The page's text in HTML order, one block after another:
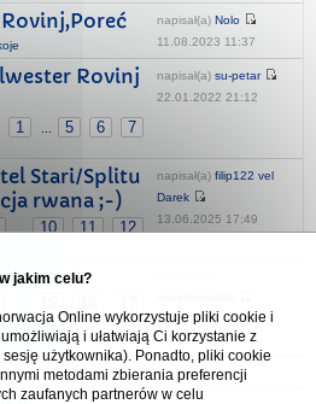
napisał(a) Nolo
11.08.2023 11:37
Rovinj
1 5 6 7
napisał(a) su-petar
22.01.2022 21:12
Stari/Splitu
rwana ;-)
10 11 12
napisał(a) filip122 vel
Darek
13.06.2025 17:49
13.11.2021 18:41
jakim celu?
Online wykorzystuje pliki cookie i
i ułatwiają Ci korzystanie z
użytkownika). Ponadto, pliki cookie
metodami zbierania preferencji
zaufanych partnerów w celu